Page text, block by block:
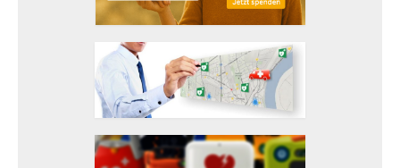
Jobs
Ehrenamt
Partner
Kommunen
Organisationen